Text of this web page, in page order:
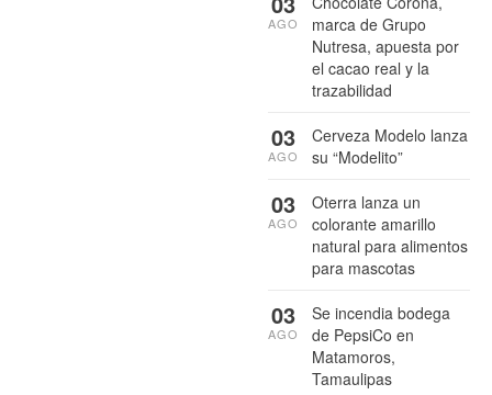
marca de Grupo
Nutresa, apuesta por
el cacao real y la
trazabilidad
AGO
Cerveza Modelo lanza
su “Modelito”
03
AGO
Oterra lanza un
colorante amarillo
natural para alimentos
para mascotas
03
AGO
Se incendia bodega
de PepsiCo en
Matamoros,
Tamaulipas
03
AGO